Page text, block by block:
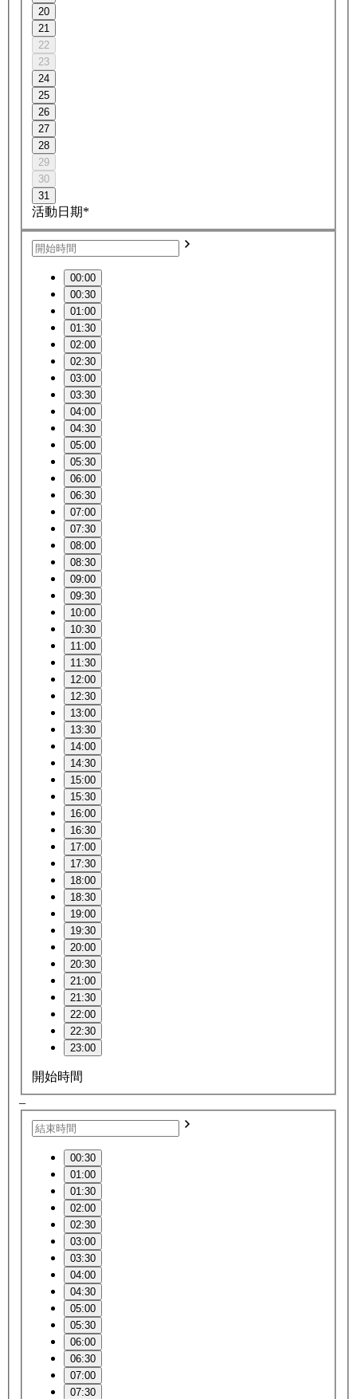
20
21
22
23
24
25
26
27
28
29
30
31
活動日期*
00:00
00:30
01:00
01:30
02:00
02:30
03:00
03:30
04:00
04:30
05:00
05:30
06:00
06:30
07:00
07:30
08:00
08:30
09:00
09:30
10:00
10:30
11:00
11:30
12:00
12:30
13:00
13:30
14:00
14:30
15:00
15:30
16:00
16:30
17:00
17:30
18:00
18:30
19:00
19:30
20:00
20:30
21:00
21:30
22:00
22:30
23:00
開始時間
–
00:30
01:00
01:30
02:00
02:30
03:00
03:30
04:00
04:30
05:00
05:30
06:00
06:30
07:00
07:30